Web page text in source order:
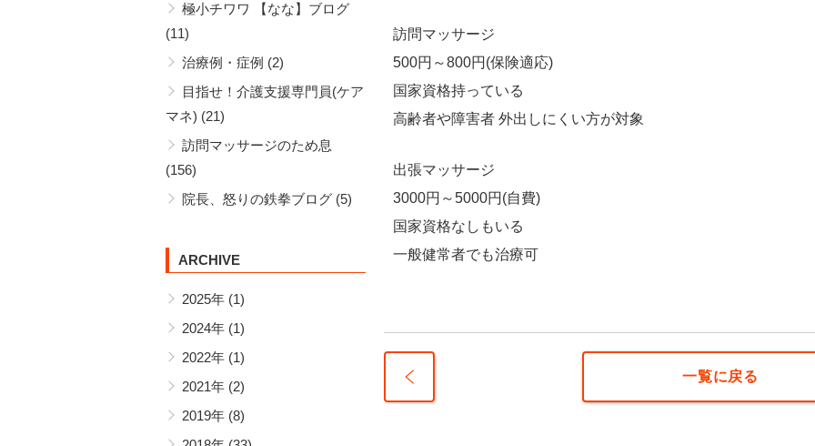
訪問マッサージ
500円～800円(保険適応)
国家資格持っている
高齢者や障害者 外出しにくい方が対象
出張マッサージ
3000円～5000円(自費)
国家資格なしもいる
一般健常者でも治療可
一覧に戻る
極小チワワ 【なな】ブログ
(11)
治療例・症例 (2)
目指せ！介護支援専門員(ケア
マネ) (21)
訪問マッサージのため息
(156)
院長、怒りの鉄拳ブログ (5)
ARCHIVE
2025年 (1)
2024年 (1)
2022年 (1)
2021年 (2)
2019年 (8)